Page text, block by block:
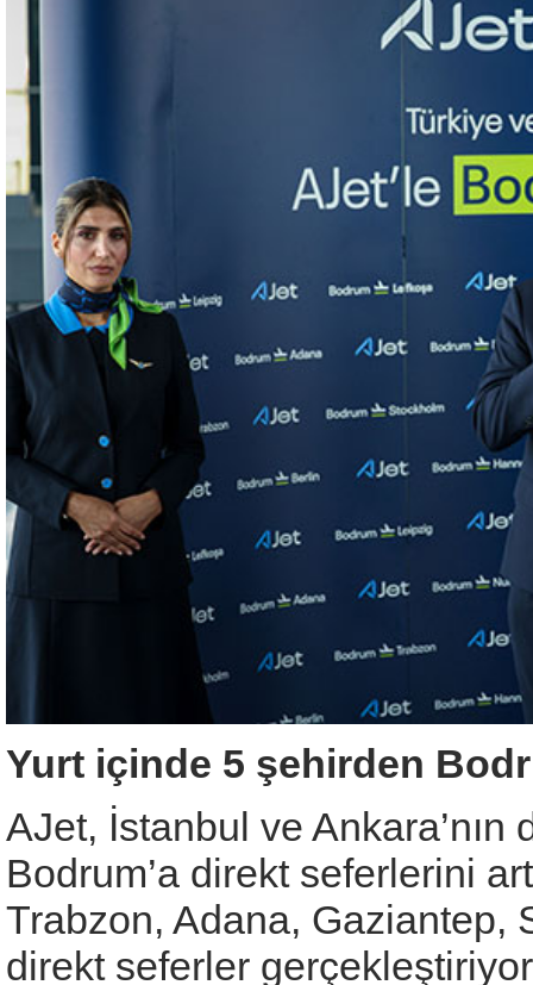
Yurt içinde 5 şehirden
AJet, İstanbul ve Ankara’nın
Bodrum’a direkt seferlerini
Trabzon, Adana, Gaziantep,
direkt seferler